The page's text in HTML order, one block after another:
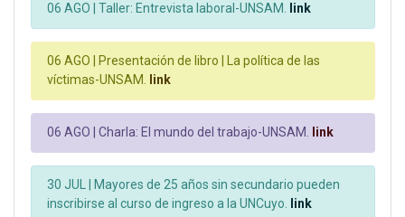
06 AGO | Taller: Entrevista laboral-UNSAM. link
06 AGO |
Presentación de libro | La política de las
víctimas-UNSAM.
link
06 AGO | Charla: El mundo del trabajo-UNSAM. link
30 JUL |
Mayores de 25 años sin secundario pueden
inscribirse al curso de ingreso a la UNCuyo.
link